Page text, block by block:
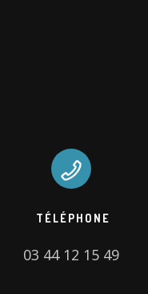
TÉLÉPHONE
03 44 12 15 49